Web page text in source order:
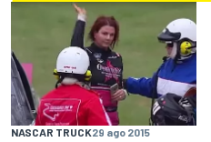
NASCAR TRUCK29 ago 2015